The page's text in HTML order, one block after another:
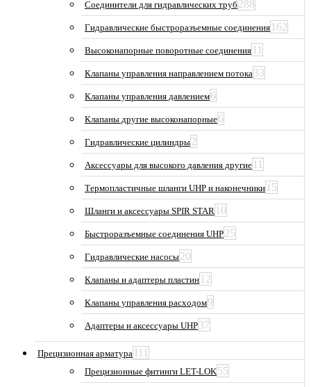
Соединители для гидравлических труб 288
Гидравлические быстроразъемные соединения 162
Высоконапорные поворотные соединения 11
Клапаны управления направлением потока33
Клапаны управления давлением6
Клапаны другие высоконапорные6
Гидравлические цилиндры2
Аксессуары для высокого давления другие 11
Термопластичные шланги UHP и наконечники 15
Шланги и аксессуары SPIR STAR 10
Быстроразъемные соединения UHP25
Гидравлические насосы20
Клапаны и адаптеры пластин 12
Клапаны управления расходом9
Адаптеры и аксессуары UHP37
Прецизионная арматура 111
Прецизионные фитинги LET-LOK55